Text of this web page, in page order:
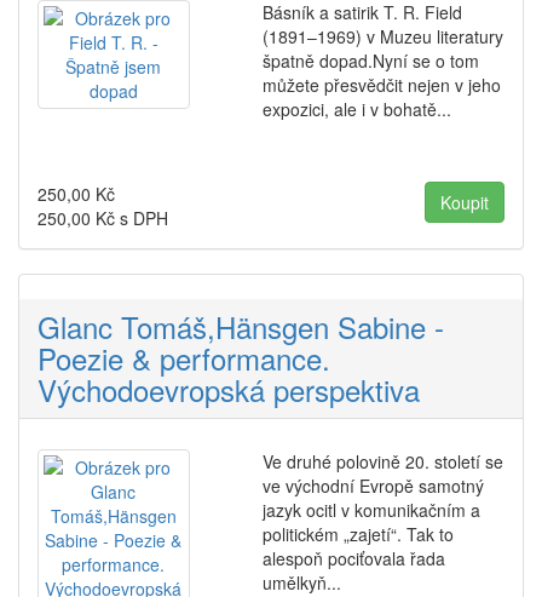
Básník a satirik T. R. Field
(1891–1969) v Muzeu literatury
špatně dopad.Nyní se o tom
můžete přesvědčit nejen v jeho
expozici, ale i v bohatě...
250,00 Kč
250,00 Kč s DPH
Glanc Tomáš,Hänsgen Sabine -
Poezie & performance.
Východoevropská perspektiva
Ve druhé polovině 20. století se
ve východní Evropě samotný
jazyk ocitl v komunikačním a
politickém „zajetí“. Tak to
alespoň pociťovala řada
umělkyň...